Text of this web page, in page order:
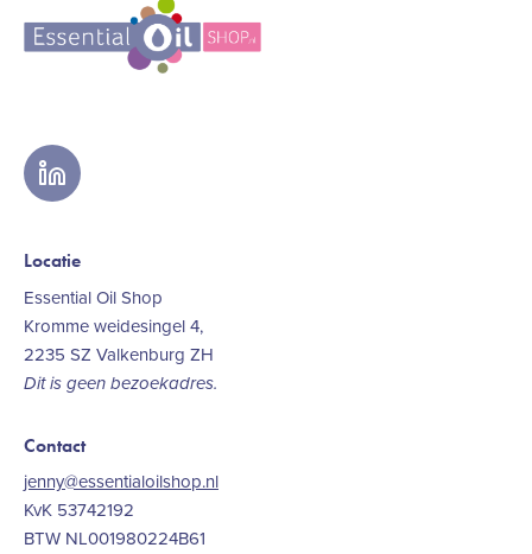
linkedin
Locatie
Essential Oil Shop
Kromme weidesingel 4,
2235 SZ Valkenburg ZH
Dit is geen bezoekadres.
Contact
jenny@essentialoilshop.nl
KvK 53742192
BTW NL001980224B61